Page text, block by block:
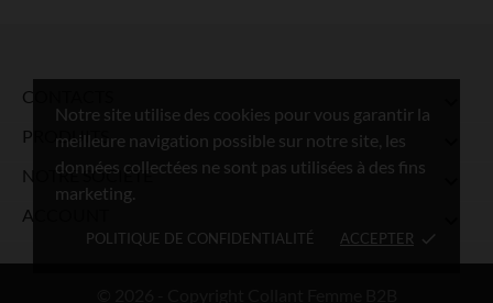
Notre site utilise des cookies pour vous garantir la
meilleure navigation possible sur notre site, les
données collectées ne sont pas utilisées à des fins
marketing.
POLITIQUE DE CONFIDENTIALITÉ ACCEPTER done
CONTACTS
PRODUITS
NOTRE SOCIÉTÉ
ACCOUNT